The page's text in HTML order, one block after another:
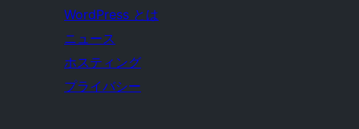
WordPress とは
ニュース
ホスティング
プライバシー